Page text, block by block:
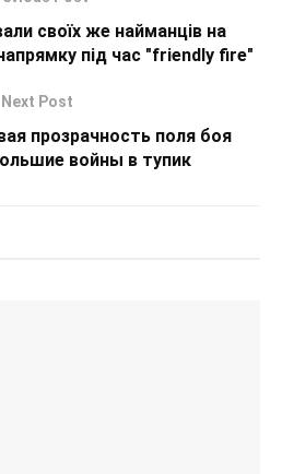
своїх же найманців на
під час "friendly fire"
Next Post
прозрачность поля боя
войны в тупик